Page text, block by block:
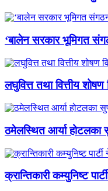
‘बालेन सरकार भूमिगत
लघुवित्त तथा वित्तीय
ठमेलस्थित आर्या होटलका
क्रान्तिकारी कम्युनिष्ट